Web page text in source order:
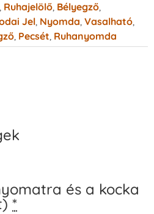
, Ruhajelölő, Bélyegző,
Jel, Nyomda, Vasalható,
, Pecsét, Ruhanyomda
és a kocka
*